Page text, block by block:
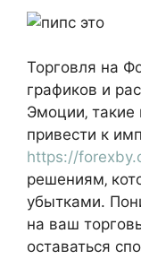
Торговля на
графиков и
Эмоции‚ такие
привести к
https://
решениям‚
убытками.
на ваш
оставаться